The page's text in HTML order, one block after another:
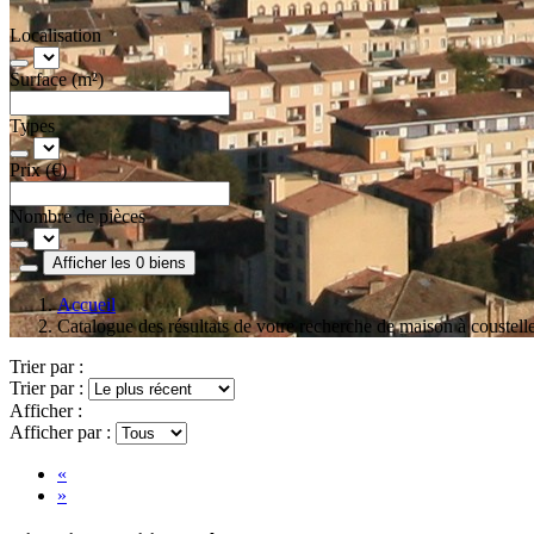
Localisation
Surface (m²)
Types
Prix (€)
Nombre de pièces
Afficher les 0 biens
Accueil
Catalogue des résultats de votre recherche de maison à
Trier par :
Trier par :
Afficher :
Afficher par :
«
»